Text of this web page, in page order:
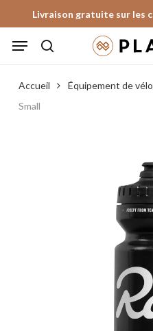
to
main
Livraison gratuite sur les
Menu
Accueil Équipement de vélo
Small